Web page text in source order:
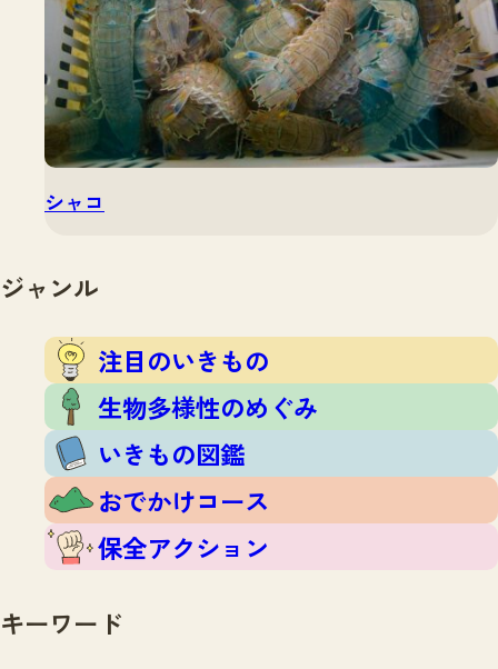
シャコ
ジャンル
注目のいきもの
生物多様性のめぐみ
いきもの図鑑
おでかけコース
保全アクション
キーワード